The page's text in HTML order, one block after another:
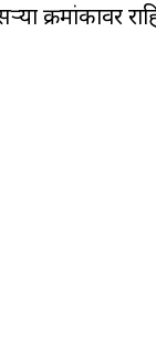
क्रमांकावर